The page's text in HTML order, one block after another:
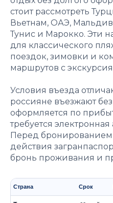
стоит рассмотреть
Вьетнам, ОАЭ,
Тунис и Марокко. Эти
для классического
поездок, зимовки и
маршрутов с
Условия въезда
россияне въезжают
оформляется по
требуется
Перед бронированием
действия
бронь проживания и
Страна Срок